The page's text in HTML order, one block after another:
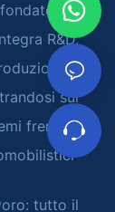
nel
R&D,
e
sui
frenanti
tutto il